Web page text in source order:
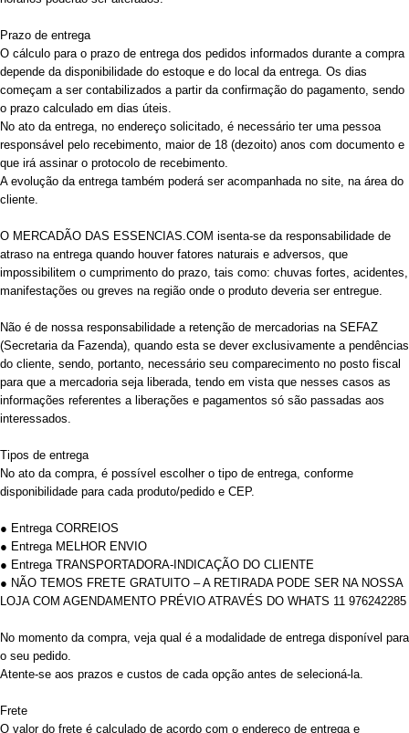
Prazo de entrega
O cálculo para o prazo de entrega dos pedidos informados durante a compra
depende da disponibilidade do estoque e do local da entrega. Os dias
começam a ser contabilizados a partir da confirmação do pagamento, sendo
o prazo calculado em dias úteis.
No ato da entrega, no endereço solicitado, é necessário ter uma pessoa
responsável pelo recebimento, maior de 18 (dezoito) anos com documento e
que irá assinar o protocolo de recebimento.
A evolução da entrega também poderá ser acompanhada no site, na área do
cliente.
O MERCADÃO DAS ESSENCIAS.COM isenta-se da responsabilidade de
atraso na entrega quando houver fatores naturais e adversos, que
impossibilitem o cumprimento do prazo, tais como: chuvas fortes, acidentes,
manifestações ou greves na região onde o produto deveria ser entregue.
Não é de nossa responsabilidade a retenção de mercadorias na SEFAZ
(Secretaria da Fazenda), quando esta se dever exclusivamente a pendências
do cliente, sendo, portanto, necessário seu comparecimento no posto fiscal
para que a mercadoria seja liberada, tendo em vista que nesses casos as
informações referentes a liberações e pagamentos só são passadas aos
interessados.
Tipos de entrega
No ato da compra, é possível escolher o tipo de entrega, conforme
disponibilidade para cada produto/pedido e CEP.
● Entrega CORREIOS
● Entrega MELHOR ENVIO
● Entrega TRANSPORTADORA-INDICAÇÃO DO CLIENTE
● NÃO TEMOS FRETE GRATUITO – A RETIRADA PODE SER NA NOSSA
LOJA COM AGENDAMENTO PRÉVIO ATRAVÉS DO WHATS 11 976242285
No momento da compra, veja qual é a modalidade de entrega disponível para
o seu pedido.
Atente-se aos prazos e custos de cada opção antes de selecioná-la.
Frete
O valor do frete é calculado de acordo com o endereço de entrega e